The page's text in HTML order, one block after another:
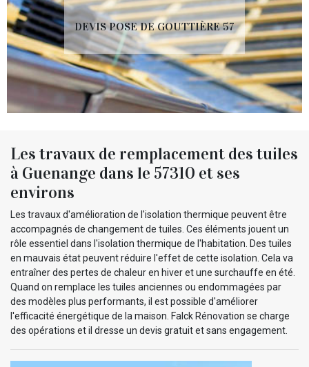
DEVIS POSE DE GOUTTIÈRE 57
Les travaux de remplacement des tuiles
à Guenange dans le 57310 et ses
environs
Les travaux d'amélioration de l'isolation thermique peuvent être
accompagnés de changement de tuiles. Ces éléments jouent un
rôle essentiel dans l'isolation thermique de l'habitation. Des tuiles
en mauvais état peuvent réduire l'effet de cette isolation. Cela va
entraîner des pertes de chaleur en hiver et une surchauffe en été.
Quand on remplace les tuiles anciennes ou endommagées par
des modèles plus performants, il est possible d'améliorer
l'efficacité énergétique de la maison. Falck Rénovation se charge
des opérations et il dresse un devis gratuit et sans engagement.